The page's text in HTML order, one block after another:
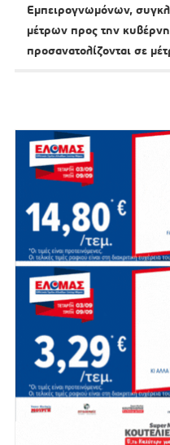
Εμπειρογνωμόνων,
μέτρων προς την
προσανατολίζονται σε